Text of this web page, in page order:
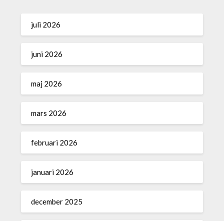
juli 2026
juni 2026
maj 2026
mars 2026
februari 2026
januari 2026
december 2025